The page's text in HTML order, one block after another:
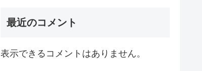
最近のコメント
表示できるコメントはありません。